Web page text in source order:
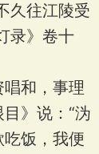
久往江陵受
录》卷十
和，事理
》说：“沩
饭，我便